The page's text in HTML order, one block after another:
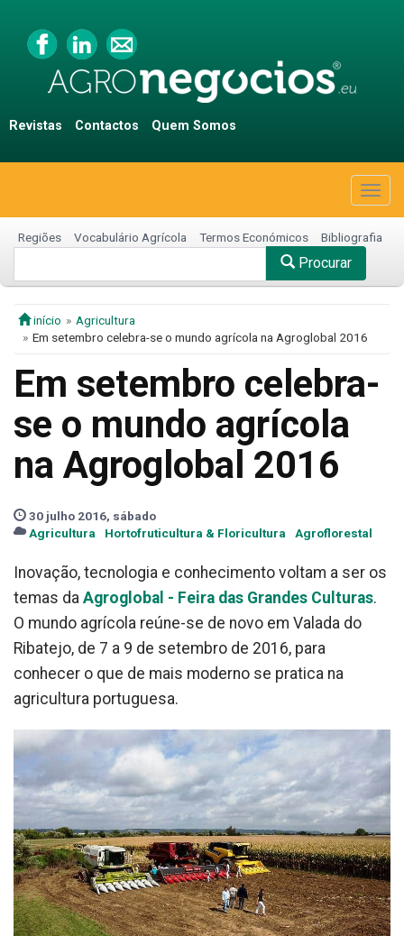
Revistas Contactos Quem Somos
Regiões Vocabulário Agrícola Termos Económicos Bibliografia
Procurar
início
Agricultura
Em setembro celebra-se o mundo agrícola na Agroglobal 2016
Em setembro celebra-
se o mundo agrícola
na Agroglobal 2016
30 julho 2016, sábado
Agricultura
Hortofruticultura & Floricultura Agroflorestal
Inovação, tecnologia e conhecimento voltam a ser os
temas da Agroglobal - Feira das Grandes Culturas.
O mundo agrícola reúne-se de novo em Valada do
Ribatejo, de 7 a 9 de setembro de 2016, para
conhecer o que de mais moderno se pratica na
agricultura portuguesa.